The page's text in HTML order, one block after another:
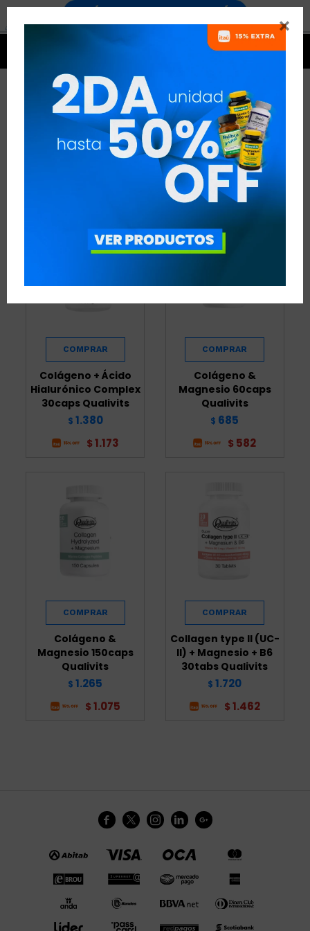

CÁPSULAS QUALIVITS
COLÁGENO Y ÁCIDO HIALURÓNICO
CÁPSULAS
RECOMENDADOS
Colágeno + Ácido
Hialurónico Complex
30caps Qualivits
$ 1.380
$ 1.173
Colágeno &
Magnesio 60caps
Qualivits
$ 685
$ 582
Colágeno &
Magnesio 150caps
Qualivits
$ 1.265
$ 1.075
Collagen type II (UC-
II) + Magnesio + B6
30tabs Qualivits
$ 1.720
$ 1.462
    